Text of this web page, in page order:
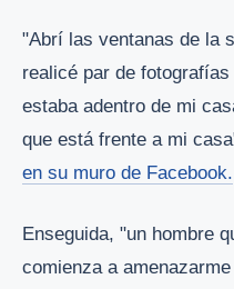
"Abrí las ventanas de la
realicé par de
estaba adentro de mi
que está frente a mi
en su muro de Facebook.
Enseguida, "un hombre
comienza a